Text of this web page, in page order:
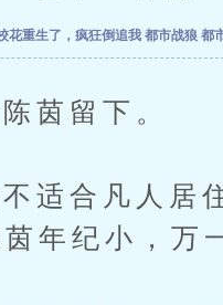
花重生了，疯狂倒追我 都市战狼 都
留下。
凡人居住
年纪小，万